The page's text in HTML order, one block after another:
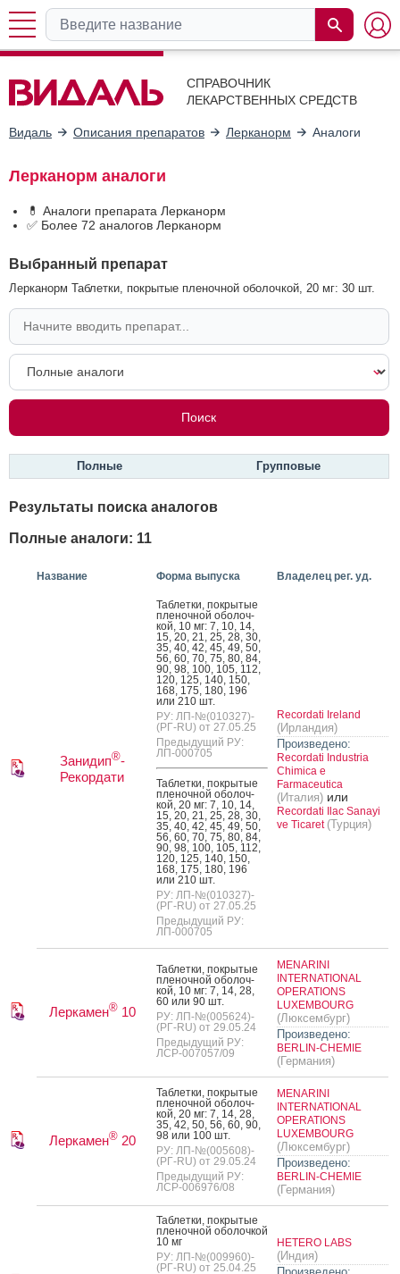
СПРАВОЧНИК
ЛЕКАРСТВЕННЫХ СРЕДСТВ
Видаль Описания препаратов Лерканорм Аналоги
Лерканорм аналоги
💊 Аналоги препарата Лерканорм
✅ Более 72 аналогов Лерканорм
Выбранный препарат
Лерканорм Таблетки, покрытые пленочной оболочкой, 20 мг: 30 шт.
Полные Групповые
Результаты поиска аналогов
Полные аналоги: 11
Название Форма выпуска Владелец рег. уд.
Занидип®-
Рекордати
Таб­летки, пок­ры­тые
пле­ноч­ной обо­лоч­
кой, 10 мг: 7, 10, 14,
15, 20, 21, 25, 28, 30,
35, 40, 42, 45, 49, 50,
56, 60, 70, 75, 80, 84,
90, 98, 100, 105, 112,
120, 125, 140, 150,
168, 175, 180, 196
или 210 шт.
РУ: ЛП-№(010327)-
(РГ-RU) от 27.05.25
Предыдущий РУ:
ЛП-000705
Таб­летки, пок­ры­тые
пле­ноч­ной обо­лоч­
кой, 20 мг: 7, 10, 14,
15, 20, 21, 25, 28, 30,
35, 40, 42, 45, 49, 50,
56, 60, 70, 75, 80, 84,
90, 98, 100, 105, 112,
120, 125, 140, 150,
168, 175, 180, 196
или 210 шт.
РУ: ЛП-№(010327)-
(РГ-RU) от 27.05.25
Предыдущий РУ:
ЛП-000705
Recordati Ireland
(Ирландия)
Произведено:
Recordati Industria
Chimica e
Farmaceutica
(Италия) или
Recordati Ilac Sanayi
ve Ticaret (Турция)
Леркамен®10
Таб­летки, пок­ры­тые
пле­ноч­ной обо­лоч­
кой, 10 мг: 7, 14, 28,
60 или 90 шт.
РУ: ЛП-№(005624)-
(РГ-RU) от 29.05.24
Предыдущий РУ:
ЛСР-007057/09
MENARINI
INTERNATIONAL
OPERATIONS
LUXEMBOURG
(Люксембург)
Произведено:
BERLIN-CHEMIE
(Германия)
Леркамен®20
Таб­летки, пок­ры­тые
пле­ноч­ной обо­лоч­
кой, 20 мг: 7, 14, 28,
35, 42, 50, 56, 60, 90,
98 или 100 шт.
РУ: ЛП-№(005608)-
(РГ-RU) от 29.05.24
Предыдущий РУ:
ЛСР-006976/08
MENARINI
INTERNATIONAL
OPERATIONS
LUXEMBOURG
(Люксембург)
Произведено:
BERLIN-CHEMIE
(Германия)
Таб­летки, пок­ры­тые
пле­ноч­ной обо­лоч­кой
10 мг
РУ: ЛП-№(009960)-
(РГ-RU) от 25.04.25
HETERO LABS
(Индия)